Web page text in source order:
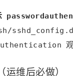
维后必做）